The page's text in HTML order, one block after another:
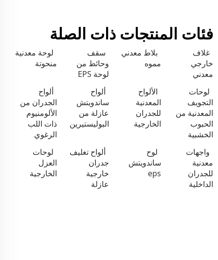
فئات المنتجات ذات الصلة
غلاف
خارجي
معدني
بلاط معدني
مموه
سقف
وحائط من
لوحة EPS
لوحة معدنية
منحوتة
لوحات
التجويف
المعدنية من
الحبوب
الخشبية
الألواح
المعدنية
للجدران
الخارجية
ألواح
ساندويتش
عازلة من
البوليستيرين
ألواح
الجدران من
الألومنيوم
ذات اللب
الرغوي
واجهات
معدنية
للجدران
الداخلية
لوح
ساندويتش
eps
ألواح تغليف
جدران
خارجية
عازلة
لوحات
العزل
الخارجية